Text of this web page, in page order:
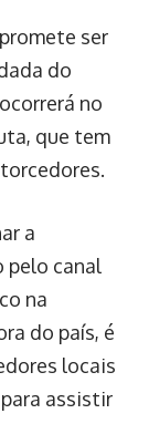
ser
do
no
que tem
a
pelo canal
na
do país, é
locais
assistir